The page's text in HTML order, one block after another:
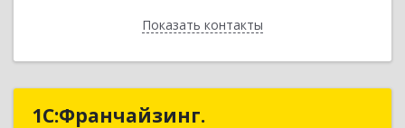
Показать контакты
Назад
1С:Франчайзинг.1С:Франчайзинг.